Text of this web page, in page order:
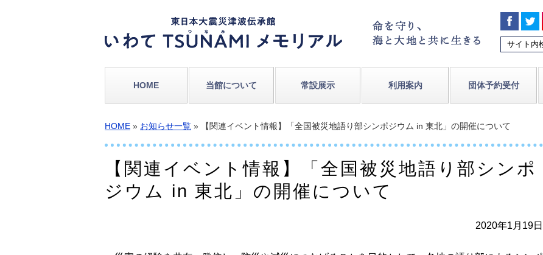
HOME 当館について 常設展示 利用案内 団体予約受付
HOME » お知らせ一覧 » 【関連イベント情報】「全国被災地語り部シンポジウム in 東北」の開催について
【関連イベント情報】「全国被災地語り部シンポ
ジウム in 東北」の開催について
2020年1月19日